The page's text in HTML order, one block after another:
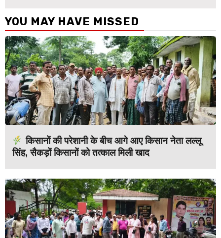
YOU MAY HAVE MISSED
किसानों की परेशानी के बीच आगे आए किसान नेता लल्लू
सिंह, सैकड़ों किसानों को तत्काल मिली खाद